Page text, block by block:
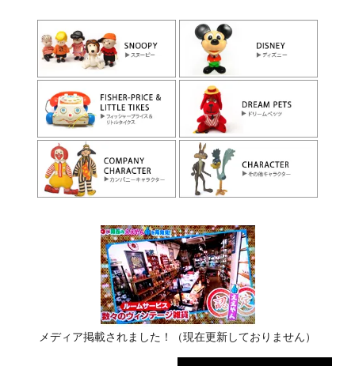
メディア掲載されました！（現在更新しておりません）